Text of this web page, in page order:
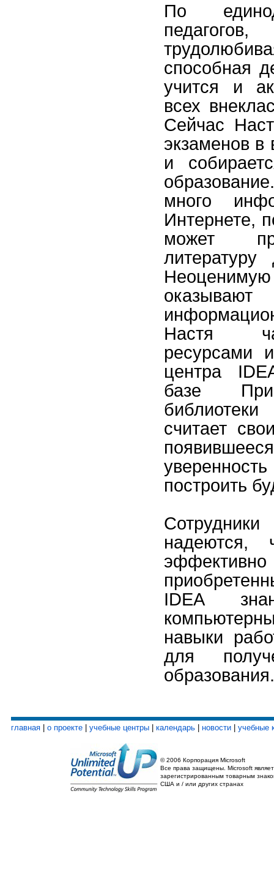
По
способная
учится и
всех
Сейчас
экзаменов в
и
много
Интернете,
может
Настя
ресурсами
центра
базе
считает
построить
надеются,
IDEA
навыки
для
образования.
главная о проекте учебные центры календарь новости учебные
© 2006 Корпорация Microsoft
Все права защищены. Microsoft
зарегистрированным товарным
США и / или других странах